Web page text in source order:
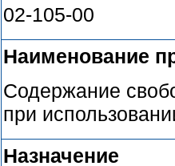
02-105-00
Наименование
Содержание
при
Назначение